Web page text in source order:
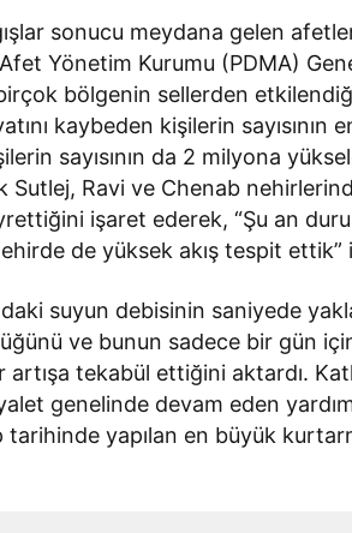
sonucu meydana gelen
Yönetim Kurumu (PDMA)
bölgenin sellerden
kaybeden kişilerin sayısının
sayısının da 2 milyona
Sutlej, Ravi ve Chenab
işaret ederek, “Şu an
de yüksek akış tespit ettik”
suyun debisinin saniyede
ve bunun sadece bir gün
tekabül ettiğini aktardı.
genelinde devam eden
tarihinde yapılan en büyük